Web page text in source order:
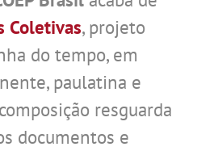
Coletivas, projeto
do tempo, em
paulatina e
resguarda
documentos e